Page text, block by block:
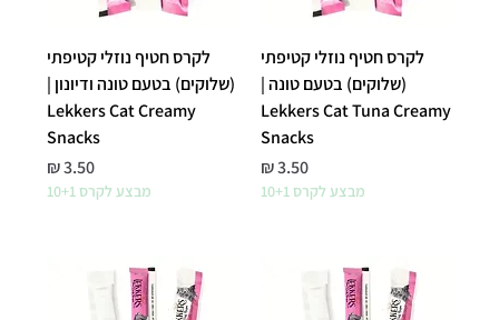
לקרס חטיף נוזלי קטיפתי
(שלוקים) בטעם טונה |
Lekkers Cat Tuna Creamy
Snacks
מחיר
מבצע לקרס 10+1
לקרס חטיף נוזלי קטיפתי
(שלוקים) בטעם טונה ודיונון |
Lekkers Cat Creamy
Snacks
מחיר
מבצע לקרס 10+1